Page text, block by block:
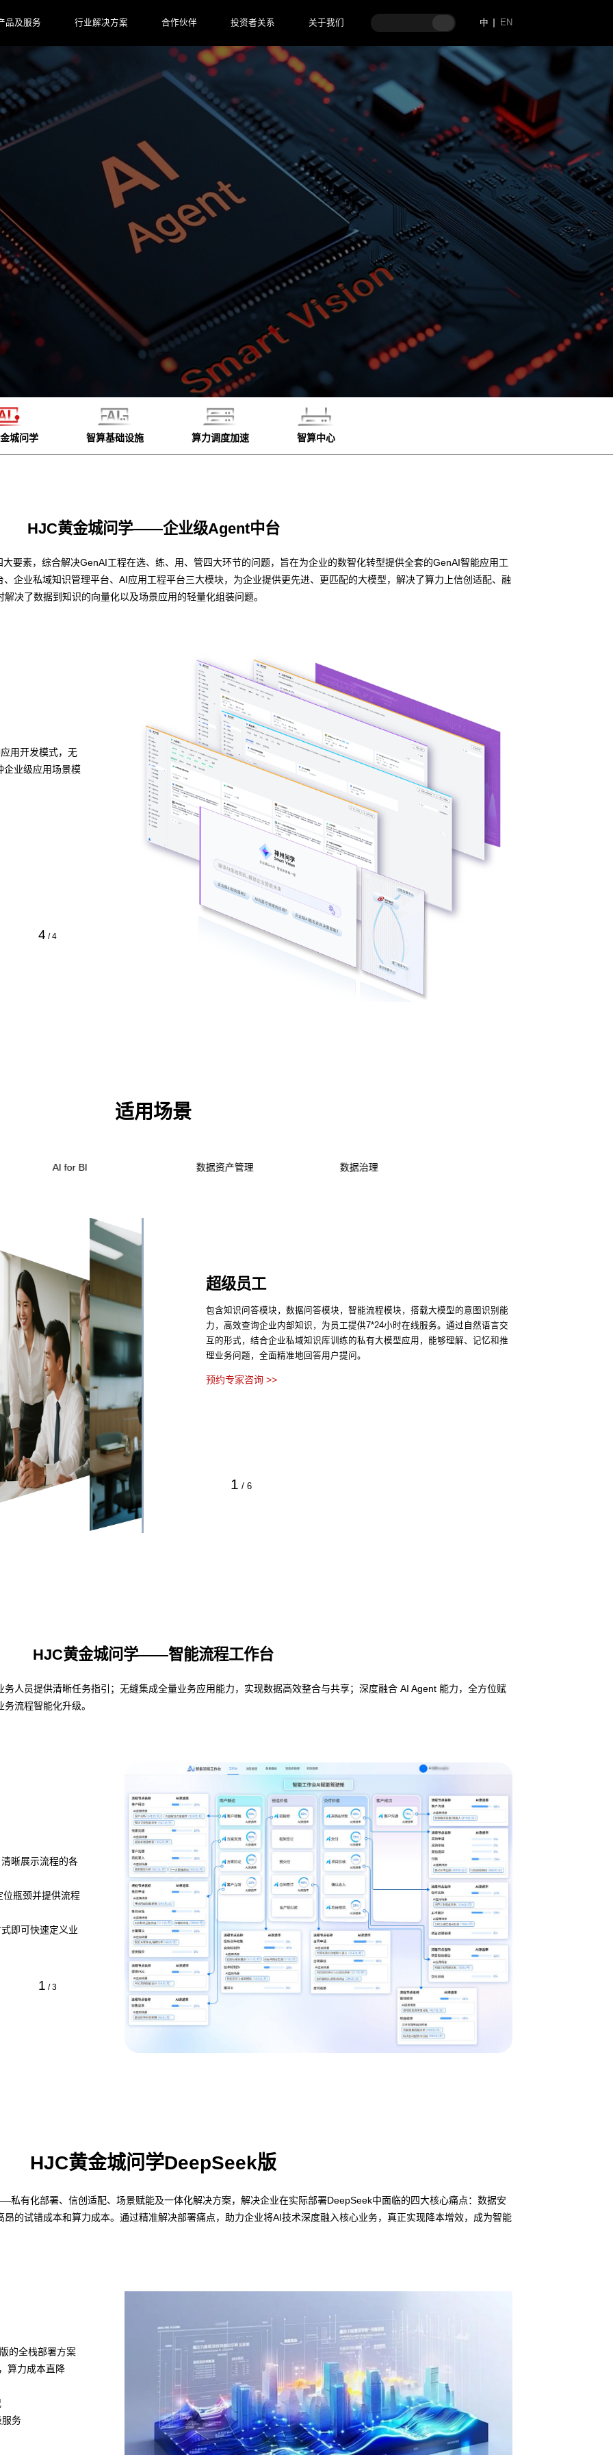
品及服务 行业解决方案 合作伙伴 投资者关系 关于我们 中 EN
城问学 智算基础设施 算力调度加速 智算中心
HJC黄金城问学——企业级Agent中台
要素，综合解决GenAI工程在选、练、用、管四大环节的问题，旨在为企业的数智化转型提供全套的GenAI智能应用工
企业私域知识管理平台、AI应用工程平台三大模块，为企业提供更先进、更匹配的大模型，解决了算力上信创适配、融
决了数据到知识的向量化以及场景应用的轻量化组装问题。
用开发模式，无
企业级应用场景模
异构算力统一纳管
模型算力全面优化
HJC黄金城问学支持信创/非信创、多品牌CPU与GPU异构多端算力
的统一管理，解决大模型算力技术瓶颈，可根据模型、芯片类型，弹
性调度，提高关键核心算力GPU使用效率。
预约专家咨询 >>
4 /4
适用场景
智能标审 数据资产管理
1 / 6
超级员工
包含知识问答模块，数据问答模块，智能流程模块，搭载大模型的意图识别能
力，高效查询企业内部知识，为员工提供7*24小时在线服务。通过自然语言交
互的形式，结合企业私域知识库训练的私有大模型应用，能够理解、记忆和推
理业务问题，全面精准地回答用户提问。
预约专家咨询 >>
HJC黄金城问学——智能流程工作台
人员提供清晰任务指引；无缝集成全量业务应用能力，实现数据高效整合与共享；深度融合 AI Agent 能力，全方位赋
流程智能化升级。
晰展示流程的各
位瓶颈并提供流程
即可快速定义业
1 /3
HJC黄金城问学DeepSeek版
有化部署、信创适配、场景赋能及一体化解决方案，解决企业在实际部署DeepSeek中面临的四大核心痛点：数据安
的试错成本和算力成本。通过精准解决部署痛点，助力企业将AI技术深度融入核心业务，真正实现降本增效，成为智能
的全栈部署方案
算力成本直降
服务